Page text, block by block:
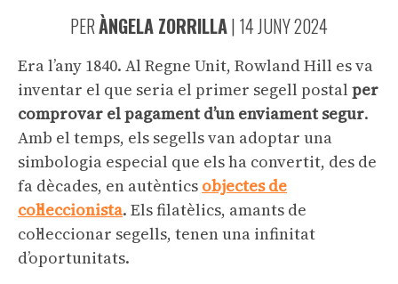
PERÀNGELA ZORRILLA| 14 JUNY 2024
Era l’any 1840. Al Regne Unit, Rowland Hill es va
inventar el que seria el primer segell postal per
comprovar el pagament d’un enviament segur.
Amb el temps, els segells van adoptar una
simbologia especial que els ha convertit, des de
fa dècades, en autèntics objectes de
col·leccionista. Els filatèlics, amants de
col·leccionar segells, tenen una infinitat
d’oportunitats.